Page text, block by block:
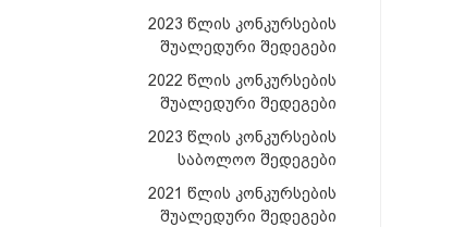
2023 წლის კონკურსების
შუალედური შედეგები
2022 წლის კონკურსების
შუალედური შედეგები
2023 წლის კონკურსების
საბოლოო შედეგები
2021 წლის კონკურსების
შუალედური შედეგები